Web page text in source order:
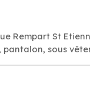
Rempart St
sous